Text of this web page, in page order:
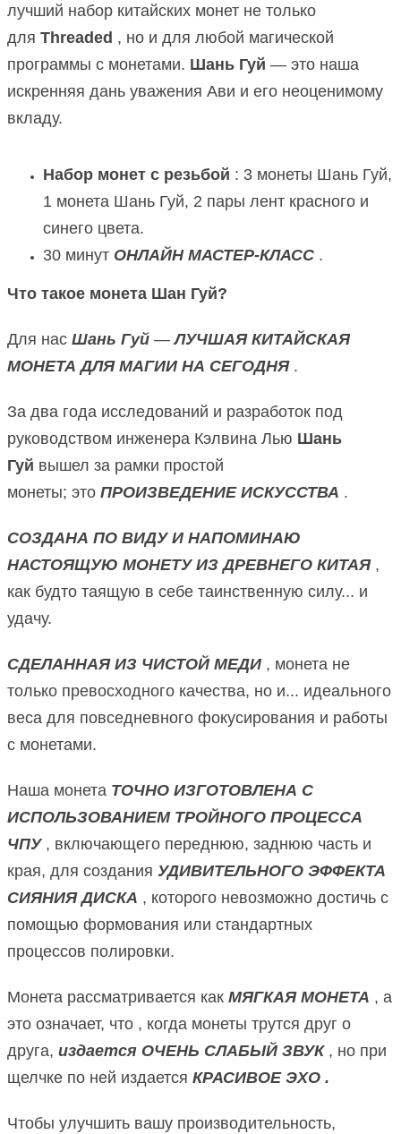
лучший набор китайских монет не только
для Threaded , но и для любой магической
программы с монетами. Шань Гуй — это наша
искренняя дань уважения Ави и его неоценимому
вкладу.
Набор монет с резьбой : 3 монеты Шань Гуй,
1 монета Шань Гуй, 2 пары лент красного и
синего цвета.
30 минут ОНЛАЙН МАСТЕР-КЛАСС .
Что такое монета Шан Гуй?
Для нас Шань Гуй — ЛУЧШАЯ КИТАЙСКАЯ
МОНЕТА ДЛЯ МАГИИ НА СЕГОДНЯ .
За два года исследований и разработок под
руководством инженера Кэлвина Лью Шань
Гуй вышел за рамки простой
монеты; это ПРОИЗВЕДЕНИЕ ИСКУССТВА .
СОЗДАНА ПО ВИДУ И НАПОМИНАЮ
НАСТОЯЩУЮ МОНЕТУ ИЗ ДРЕВНЕГО КИТАЯ ,
как будто таящую в себе таинственную силу... и
удачу.
СДЕЛАННАЯ ИЗ ЧИСТОЙ МЕДИ , монета не
только превосходного качества, но и... идеального
веса для повседневного фокусирования и работы
с монетами.
Наша монета ТОЧНО ИЗГОТОВЛЕНА С
ИСПОЛЬЗОВАНИЕМ ТРОЙНОГО ПРОЦЕССА
ЧПУ , включающего переднюю, заднюю часть и
края, для создания УДИВИТЕЛЬНОГО ЭФФЕКТА
СИЯНИЯ ДИСКА , которого невозможно достичь с
помощью формования или стандартных
процессов полировки.
Монета рассматривается как МЯГКАЯ МОНЕТА , а
это означает, что , когда монеты трутся друг о
друга, издается ОЧЕНЬ СЛАБЫЙ ЗВУК , но при
щелчке по ней издается КРАСИВОЕ ЭХО .
Чтобы улучшить вашу производительность,